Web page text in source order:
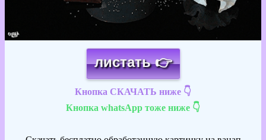
листать 👉
Кнопка СКАЧАТЬ ниже 👇
Кнопка whatsApp тоже ниже 👇